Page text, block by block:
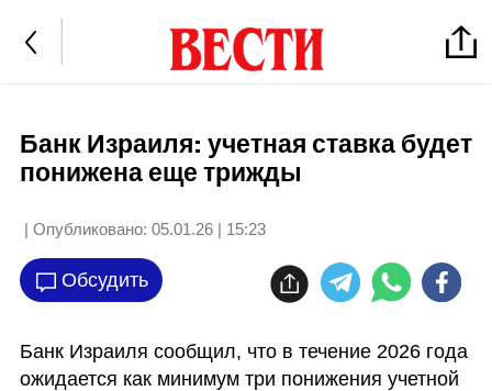
Банк Израиля: учетная ставка будет
понижена еще трижды
| Опубликовано: 05.01.26 | 15:23
Обсудить
Банк Израиля сообщил, что в течение 2026 года
ожидается как минимум три понижения учетной